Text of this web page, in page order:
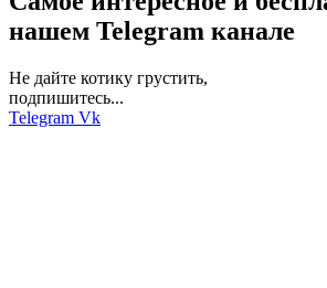
нашем Telegram канале
Не дайте котику грустить,
подпишитесь...
Telegram Vk